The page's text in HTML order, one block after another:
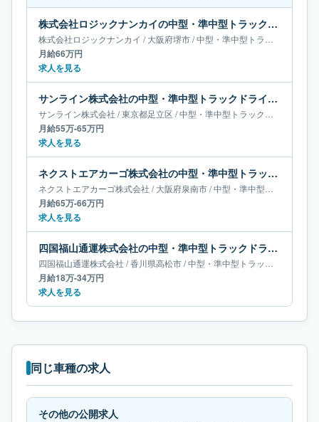
株式会社ロジックナンカイの中型・準中型トラックドライバー求人｜大阪府堺市｜月給66万円
株式会社ロジックナンカイ /大阪府堺市/中型・準中型トラックドライバー
月給66万円
求人を見る
サンライン株式会社の中型・準中型トラックドライバー求人｜東京都足立区｜月給55万-65万円
サンライン株式会社 /東京都足立区 /中型・準中型トラックドライバー
月給55万-65万円
求人を見る
ネクストエアカーゴ株式会社の中型・準中型トラックドライバー求人｜大阪府泉南市｜月給65万-66万円
ネクストエアカーゴ株式会社 /大阪府泉南市/中型・準中型トラックドライバー
月給65万-66万円
求人を見る
四国福山通運株式会社の中型・準中型トラックドライバー求人｜香川県高松市｜月給18万-34万円
四国福山通運株式会社 /香川県高松市/中型・準中型トラックドライバー
月給18万-34万円
求人を見る
同じ車種の求人
その他の公開求人